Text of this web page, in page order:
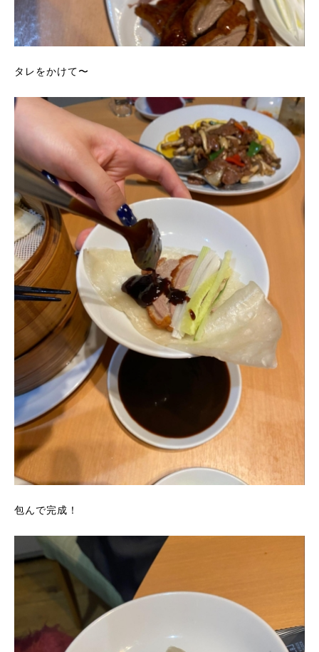
タレをかけて〜
包んで完成！